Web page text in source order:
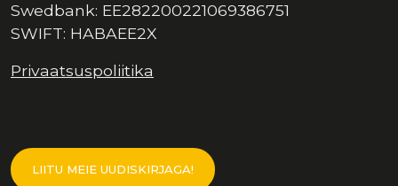
Swedbank: EE282200221069386751
SWIFT: HABAEE2X
Privaatsuspoliitika
LIITU MEIE UUDISKIRJAGA!